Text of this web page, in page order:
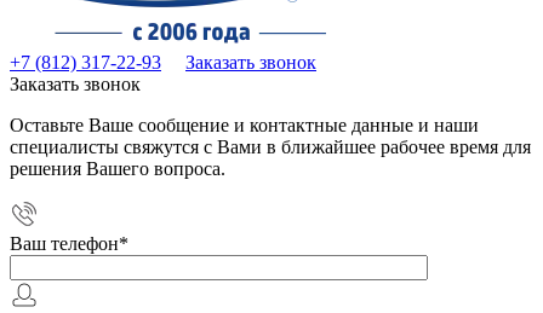
+7 (812) 317-22-93
Заказать звонок
Заказать звонок
Оставьте Ваше сообщение и контактные данные и наши
специалисты свяжутся с Вами в ближайшее рабочее время для
решения Вашего вопроса.
Ваш телефон*